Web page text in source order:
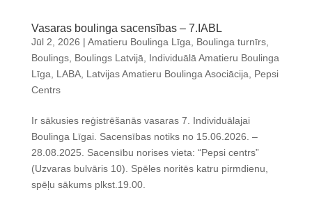
Vasaras boulinga sacensības – 7.IABL
Jūl 2, 2026 | Amatieru Boulinga Līga Boulinga turnīrs,
Boulings, Boulings Latvijā
Individuālā Amatieru Boulinga
Līga
LABA, Latvijas Amatieru Boulinga Asociācija
Pepsi
Centrs
Ir sākusies reģistrēšanās vasaras 7. Individuālajai
Boulinga Līgai. Sacensības notiks no 15.06.2026. –
28.08.2025. Sacensību norises vieta: “Pepsi centrs”
(Uzvaras bulvāris 10). Spēles noritēs katru pirmdienu,
spēļu sākums plkst.19.00.